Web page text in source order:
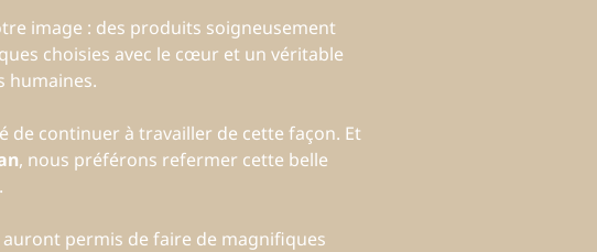
image : des produits soigneusement
choisies avec le cœur et un véritable
humaines.
de continuer à travailler de cette façon. Et
, nous préférons refermer cette belle
permis de faire de magnifiques